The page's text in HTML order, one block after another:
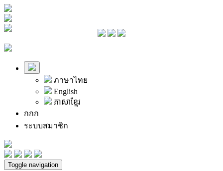
ภาษาไทย
English
ភាសាខ្មែរ
กกก
ระบบสมาชิก
Toggle navigation